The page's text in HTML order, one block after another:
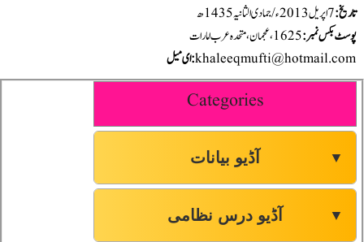
تاریخ:
پوسٹ بکس نمبر:
ای میل:khaleeqmufti@hotmail.com
Categories
آڈیو بیانات ▼
آڈیو درس نظامی ▼